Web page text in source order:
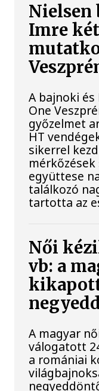
Nielsen
Imre
A bajnoki
One
győzelmet
HT
sikerrel
mérkőzések
együttese
találkozó
tartotta az
Női
vb: a
A magyar
válogatott
a romániai